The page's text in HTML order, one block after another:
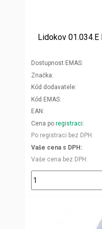
Lidokov
Dostupnost EMAS
Značka
Kód dodavatele
Kód EMAS
EAN
Cena po registraci
Po registraci bez DPH
Vaše cena s DPH
Vaše cena bez DPH